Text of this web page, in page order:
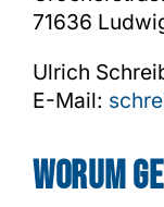
71636
Ulrich
E-Mail:
Worum